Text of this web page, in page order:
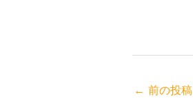
← 前の投稿